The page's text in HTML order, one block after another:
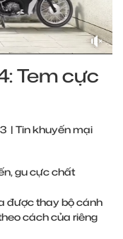
Tem cực
| Tin khuyến mại
gu cực chất
được thay bộ cánh
cách của riêng